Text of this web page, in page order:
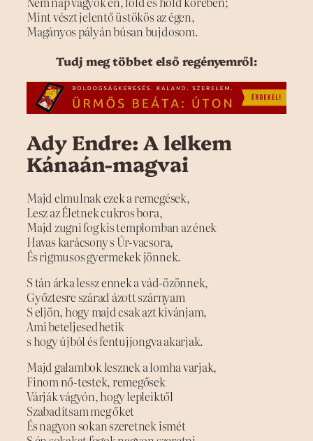
Mint vészt jelentő üstökös az égen,
Magányos pályán búsan bujdosom.
Tudj meg többet első regényemről:
Ady Endre: A lelkem
Kánaán-magvai
Majd elmulnak ezek a remegések,
Lesz az Életnek cukros bora,
Majd zugni fog kis templomban az ének
Havas karácsony s Úr-vacsora,
És rigmusos gyermekek jönnek.
S tán árka lessz ennek a vád-özönnek,
Győztesre szárad ázott szárnyam
S eljön, hogy majd csak azt kivánjam,
Ami beteljesedhetik
s hogy újból és fentujjongva akarjak.
Majd galambok lesznek a lomha varjak,
Finom nő-testek, remegősek
Várják vágyón, hogy lepleiktől
Szabadítsam meg őket
És nagyon sokan szeretnek ismét